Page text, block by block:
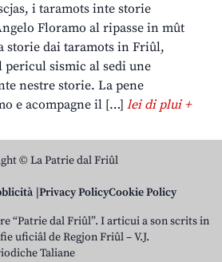
i taramots inte storie
Floramo al ripasse in mût
storie dai taramots in Friûl,
sismic al sedi une
nestre storie. La pene
e acompagne il […] lei di plui +
© La Patrie dal Friûl
Privacy PolicyCookie Policy
“Patrie dal Friûl”. I articui a son scrits in
uficiâl de Regjon Friûl – V.J.
Taliane